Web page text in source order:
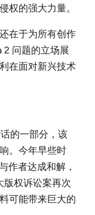
权的强大力量。
在于为所有创作
2 问题的立场展
在面对新兴技术
的一部分，该
。今年早些时
作者达成和解，
版权诉讼案再次
可能带来巨大的